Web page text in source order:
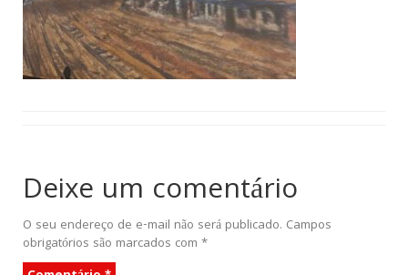
Deixe um comentário
O seu endereço de e-mail não será publicado. Campos
obrigatórios são marcados com *